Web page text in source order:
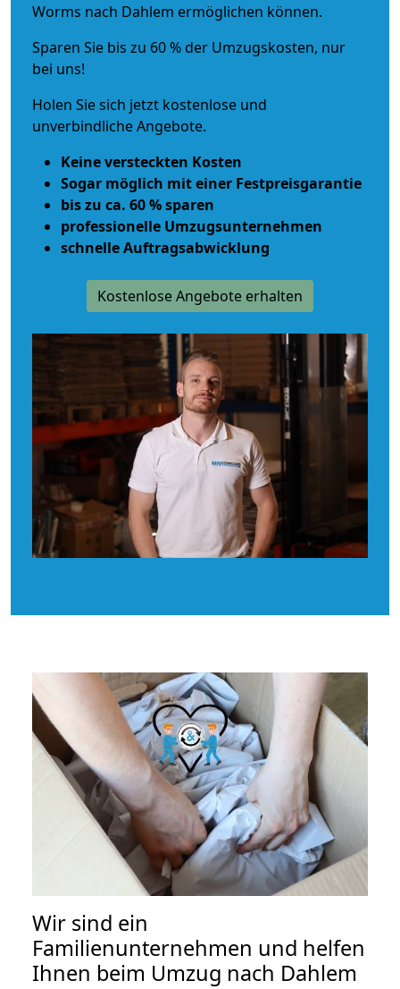
Worms nach Dahlem ermöglichen können.
Sparen Sie bis zu 60 % der Umzugskosten, nur
bei uns!
Holen Sie sich jetzt kostenlose und
unverbindliche Angebote.
Keine versteckten Kosten
Sogar möglich mit einer Festpreisgarantie
bis zu ca. 60 % sparen
professionelle Umzugsunternehmen
schnelle Auftragsabwicklung
Kostenlose Angebote erhalten
Wir sind ein
Familienunternehmen und helfen
Ihnen beim Umzug nach Dahlem